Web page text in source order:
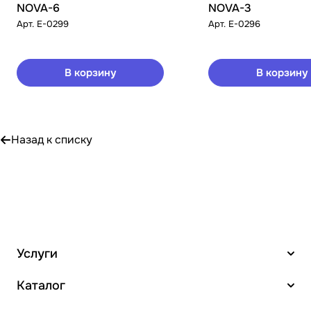
NOVA-6
Арт. E-0299
В корзину
NOVA-3
Арт. E-0296
В корзину
Назад к списку
Услуги
Каталог